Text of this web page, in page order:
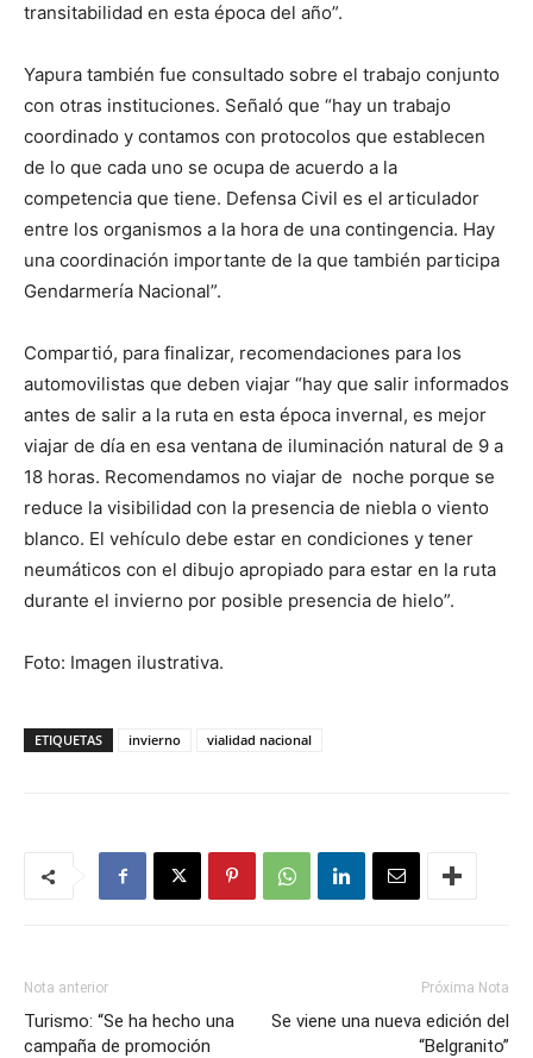
transitabilidad en esta época del año”.
Yapura también fue consultado sobre el trabajo conjunto
con otras instituciones. Señaló que “hay un trabajo
coordinado y contamos con protocolos que establecen
de lo que cada uno se ocupa de acuerdo a la
competencia que tiene. Defensa Civil es el articulador
entre los organismos a la hora de una contingencia. Hay
una coordinación importante de la que también participa
Gendarmería Nacional”.
Compartió, para finalizar, recomendaciones para los
automovilistas que deben viajar “hay que salir informados
antes de salir a la ruta en esta época invernal, es mejor
viajar de día en esa ventana de iluminación natural de 9 a
18 horas. Recomendamos no viajar de noche porque se
reduce la visibilidad con la presencia de niebla o viento
blanco. El vehículo debe estar en condiciones y tener
neumáticos con el dibujo apropiado para estar en la ruta
durante el invierno por posible presencia de hielo”.
Foto: Imagen ilustrativa.
ETIQUETAS invierno vialidad nacional
Nota anterior
Turismo: “Se ha hecho una
campaña de promoción
Próxima Nota
Se viene una nueva edición del
“Belgranito”